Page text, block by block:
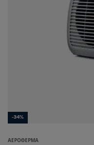
-34%
ΑΕΡΌΘΕΡΜΑ